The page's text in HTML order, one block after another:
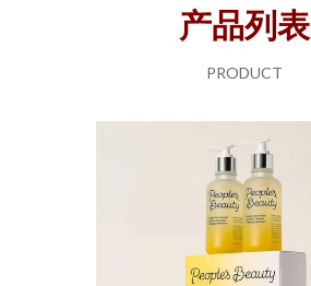
产品列表
PRODUCT